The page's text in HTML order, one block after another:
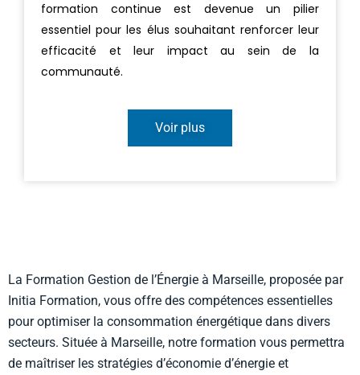
formation continue est devenue un pilier
essentiel pour les élus souhaitant renforcer leur
efficacité et leur impact au sein de la
communauté.
Voir plus
La Formation Gestion de l’Énergie à Marseille, proposée par
Initia Formation, vous offre des compétences essentielles
pour optimiser la consommation énergétique dans divers
secteurs. Située à Marseille, notre formation vous permettra
de maîtriser les stratégies d’économie d’énergie et